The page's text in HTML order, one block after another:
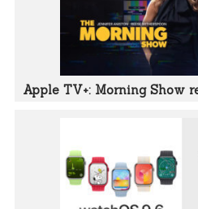
Apple TV+: Morning Show